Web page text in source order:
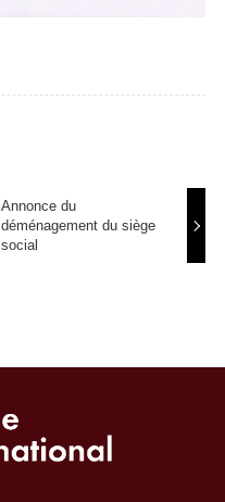
Annonce du
déménagement du siège
social